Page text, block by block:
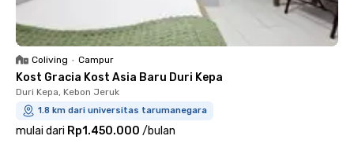
Coliving • Campur
Kost Gracia Kost Asia Baru Duri Kepa
Duri Kepa, Kebon Jeruk
1.8 km dari universitas tarumanegara
mulai dari Rp1.450.000 /bulan